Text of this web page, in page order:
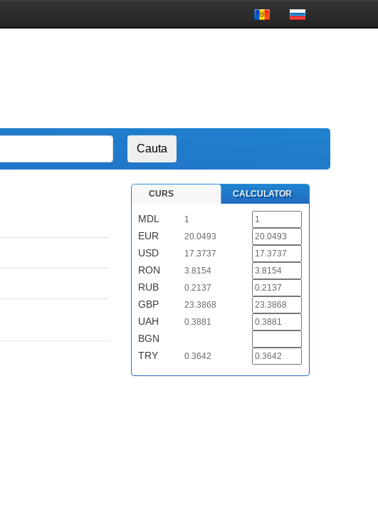
CURS CALCULATOR
MDL 1
EUR 20.0493
USD 17.3737
RON 3.8154
RUB 0.2137
GBP 23.3868
UAH 0.3881
BGN
TRY
0.3642